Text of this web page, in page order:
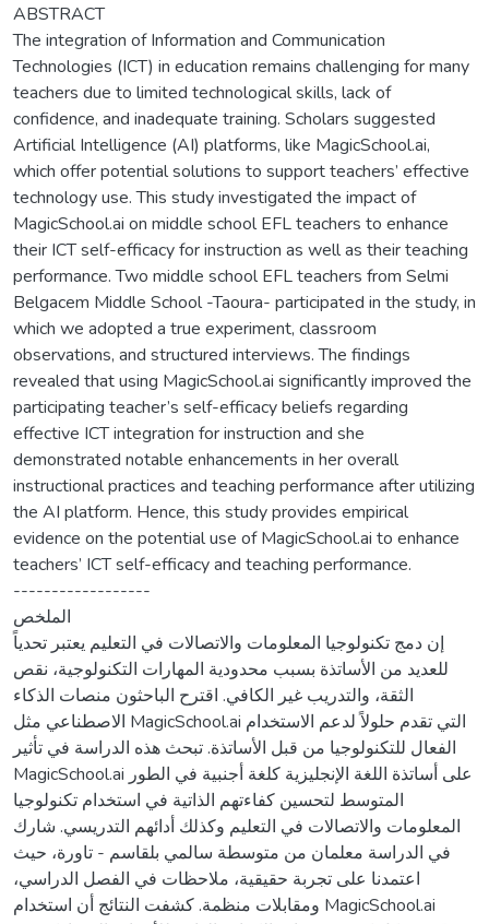
ABSTRACT
The integration of Information and Communication
Technologies (ICT) in education remains challenging for many
teachers due to limited technological skills, lack of
confidence, and inadequate training. Scholars suggested
Artificial Intelligence (AI) platforms, like MagicSchool.ai,
which offer potential solutions to support teachers’ effective
technology use. This study investigated the impact of
MagicSchool.ai on middle school EFL teachers to enhance
their ICT self-efficacy for instruction as well as their teaching
performance. Two middle school EFL teachers from Selmi
Belgacem Middle School -Taoura- participated in the study, in
which we adopted a true experiment, classroom
observations, and structured interviews. The findings
revealed that using MagicSchool.ai significantly improved the
participating teacher’s self-efficacy beliefs regarding
effective ICT integration for instruction and she
demonstrated notable enhancements in her overall
instructional practices and teaching performance after utilizing
the AI platform. Hence, this study provides empirical
evidence on the potential use of MagicSchool.ai to enhance
teachers’ ICT self-efficacy and teaching performance.
------------------
الملخص
إن دمج تكنولوجيا المعلومات والاتصالات في التعليم يعتبر تحدياً
للعديد من الأساتذة بسبب محدودية المهارات التكنولوجية، نقص
الثقة، والتدريب غير الكافي. اقترح الباحثون منصات الذكاء
الاصطناعي مثل MagicSchool.ai التي تقدم حلولاً لدعم الاستخدام
الفعال للتكنولوجيا من قبل الأساتذة. تبحث هذه الدراسة في تأثير
MagicSchool.ai على أساتذة اللغة الإنجليزية كلغة أجنبية في الطور
المتوسط لتحسين كفاءتهم الذاتية في استخدام تكنولوجيا
المعلومات والاتصالات في التعليم وكذلك أدائهم التدريسي. شارك
في الدراسة معلمان من متوسطة سالمي بلقاسم - تاورة، حيث
اعتمدنا على تجربة حقيقية، ملاحظات في الفصل الدراسي،
ومقابلات منظمة. كشفت النتائج أن استخدام MagicSchool.ai